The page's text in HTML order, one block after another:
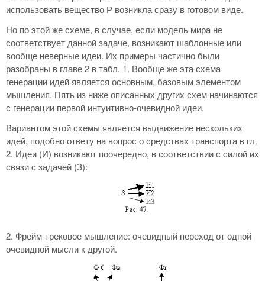
использовать вещество Р возникла сразу в готовом виде.
Но по этой же схеме, в случае, если модель мира не
соответствует данной задаче, возникают шаблонные или
вообще неверные идеи. Их примеры частично были
разобраны в главе 2 в табл. 1. Вообще же эта схема
генерации идей является основным, базовым элементом
мышления. Пять из ниже описанных других схем начинаются
с генерации первой интуитивно-очевидной идеи.
Вариантом этой схемы является выдвижение нескольких
идей, подобно ответу на вопрос о средствах транспорта в гл.
2. Идеи (И) возникают поочередно, в соответствии с силой их
связи с задачей (З):
2. Фрейм-трековое мышление: очевидный переход от одной
очевидной мысли к другой.